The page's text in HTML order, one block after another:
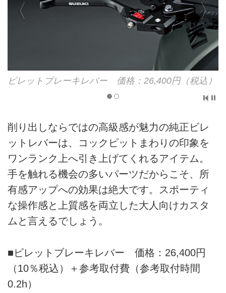
ビレットブレーキレバー 価格：26,400円（税込）
削り出しならではの高級感が魅力の純正ビレ
ットレバーは、コックピットまわりの印象を
ワンランク上へ引き上げてくれるアイテム。
手を触れる機会の多いパーツだからこそ、所
有感アップへの効果は絶大です。スポーティ
な操作感と上質感を両立した大人向けカスタ
ムと言えるでしょう。
■ビレットブレーキレバー 価格：26,400円
（10％税込）＋参考取付費（参考取付時間
0.2h）